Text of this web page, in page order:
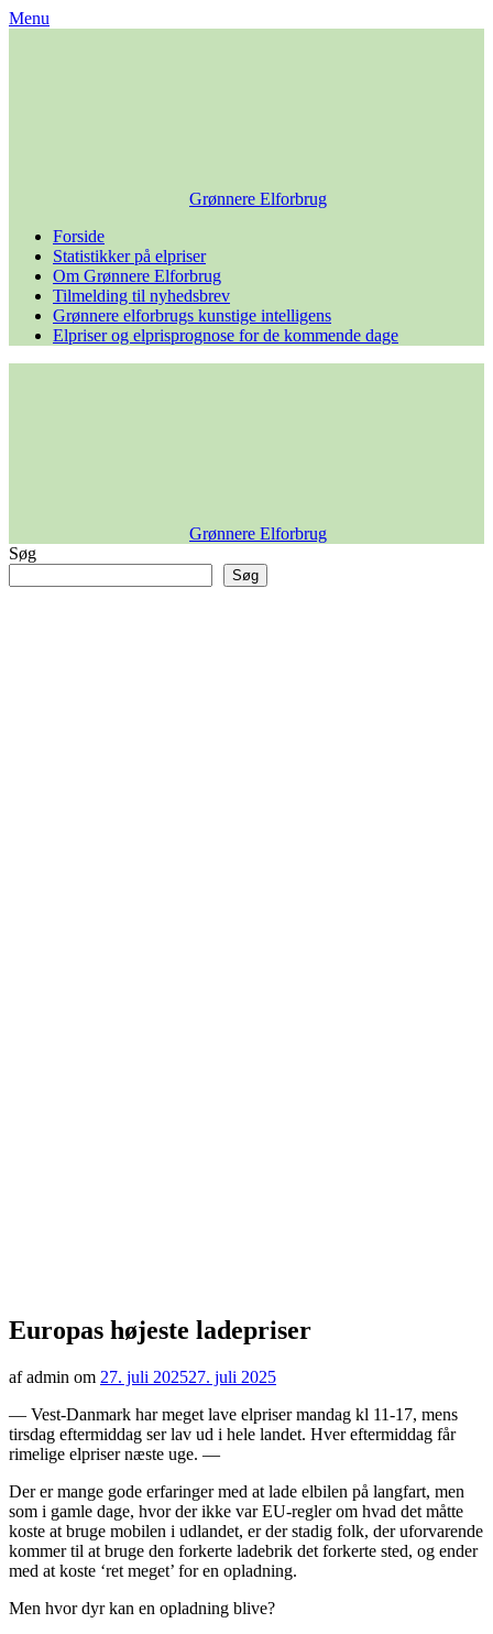
Skip
Menu
Grønnere Elforbrug
Forside
Statistikker på elpriser
Om Grønnere Elforbrug
Tilmelding til nyhedsbrev
Grønnere elforbrugs kunstige intelligens
Elpriser og elprisprognose for de kommende dage
Grønnere Elforbrug
Søg
Søg
Europas højeste ladepriser
af admin om 27. juli 202527. juli 2025
— Vest-Danmark har meget lave elpriser mandag kl 11-17, mens
tirsdag eftermiddag ser lav ud i hele landet. Hver eftermiddag får
rimelige elpriser næste uge. —
Der er mange gode erfaringer med at lade elbilen på langfart, men
som i gamle dage, hvor der ikke var EU-regler om hvad det måtte
koste at bruge mobilen i udlandet, er der stadig folk, der uforvarende
kommer til at bruge den forkerte ladebrik det forkerte sted, og ender
med at koste ‘ret meget’ for en opladning.
Men hvor dyr kan en opladning blive?